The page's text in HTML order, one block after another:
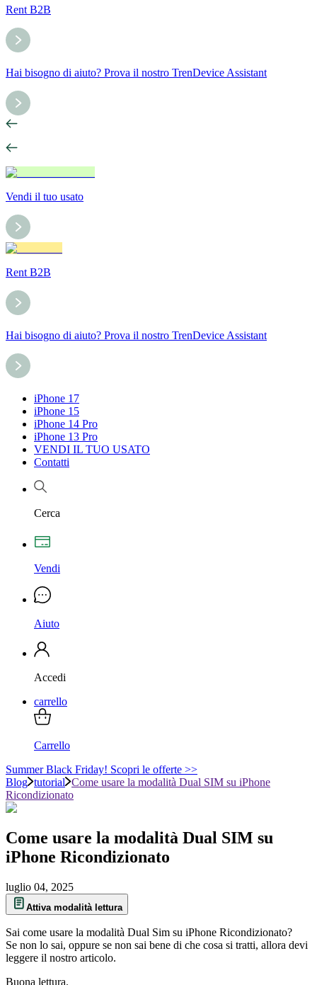
Rent B2B
Hai bisogno di aiuto? Prova il nostro TrenDevice Assistant
Vendi il tuo usato
Rent B2B
Hai bisogno di aiuto? Prova il nostro TrenDevice Assistant
iPhone 17
iPhone 15
iPhone 14 Pro
iPhone 13 Pro
VENDI IL TUO USATO
Contatti
Cerca
Vendi
Aiuto
Accedi
carrello
Carrello
Summer Black Friday! Scopri le offerte >>
Blog tutorial Come usare la modalità Dual SIM su iPhone
Ricondizionato
Come usare la modalità Dual SIM su
iPhone Ricondizionato
luglio 04, 2025
Attiva modalità lettura
Sai come usare la modalità Dual Sim su iPhone Ricondizionato?
Se non lo sai, oppure se non sai bene di che cosa si tratti, allora devi
leggere il nostro articolo.
Buona lettura.